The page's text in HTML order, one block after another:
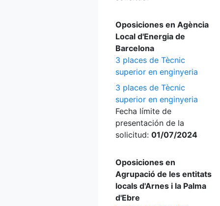
Oposiciones en Agència
Local d'Energia de
Barcelona
3 places de Tècnic
superior en enginyeria
3 places de Tècnic
superior en enginyeria
Fecha límite de
presentación de la
solicitud: 01/07/2024
Oposiciones en
Agrupació de les entitats
locals d'Arnes i la Palma
d'Ebre